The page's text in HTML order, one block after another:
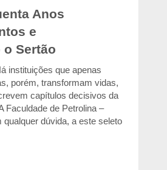
Anos
e
Sertão
instituições que apenas
porém, transformam vidas,
capítulos decisivos da
Faculdade de Petrolina –
dúvida, a este seleto